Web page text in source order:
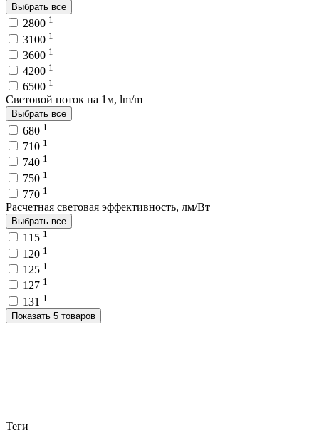
Выбрать все
2800 1
3100 1
3600 1
4200 1
6500 1
Световой поток на 1м, lm/m
Выбрать все
680 1
710 1
740 1
750 1
770 1
Расчетная световая эффективность, лм/Вт
Выбрать все
115 1
120 1
125 1
127 1
131 1
Показать 5 товаров
Теги